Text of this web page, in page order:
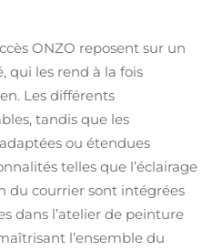
ONZO reposent sur un
qui les rend à la fois
Les différents
tandis que les
ou étendues
telles que l’éclairage
du courrier sont intégrées
dans l’atelier de peinture
l’ensemble du